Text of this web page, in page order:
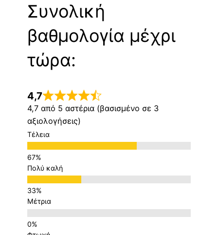
Συνολική
βαθμολογία μέχρι
τώρα:
4,7
4,7 από 5 αστέρια (βασισμένο σε 3
αξιολογήσεις)
Τέλεια
Πολύ καλή
Μέτρια